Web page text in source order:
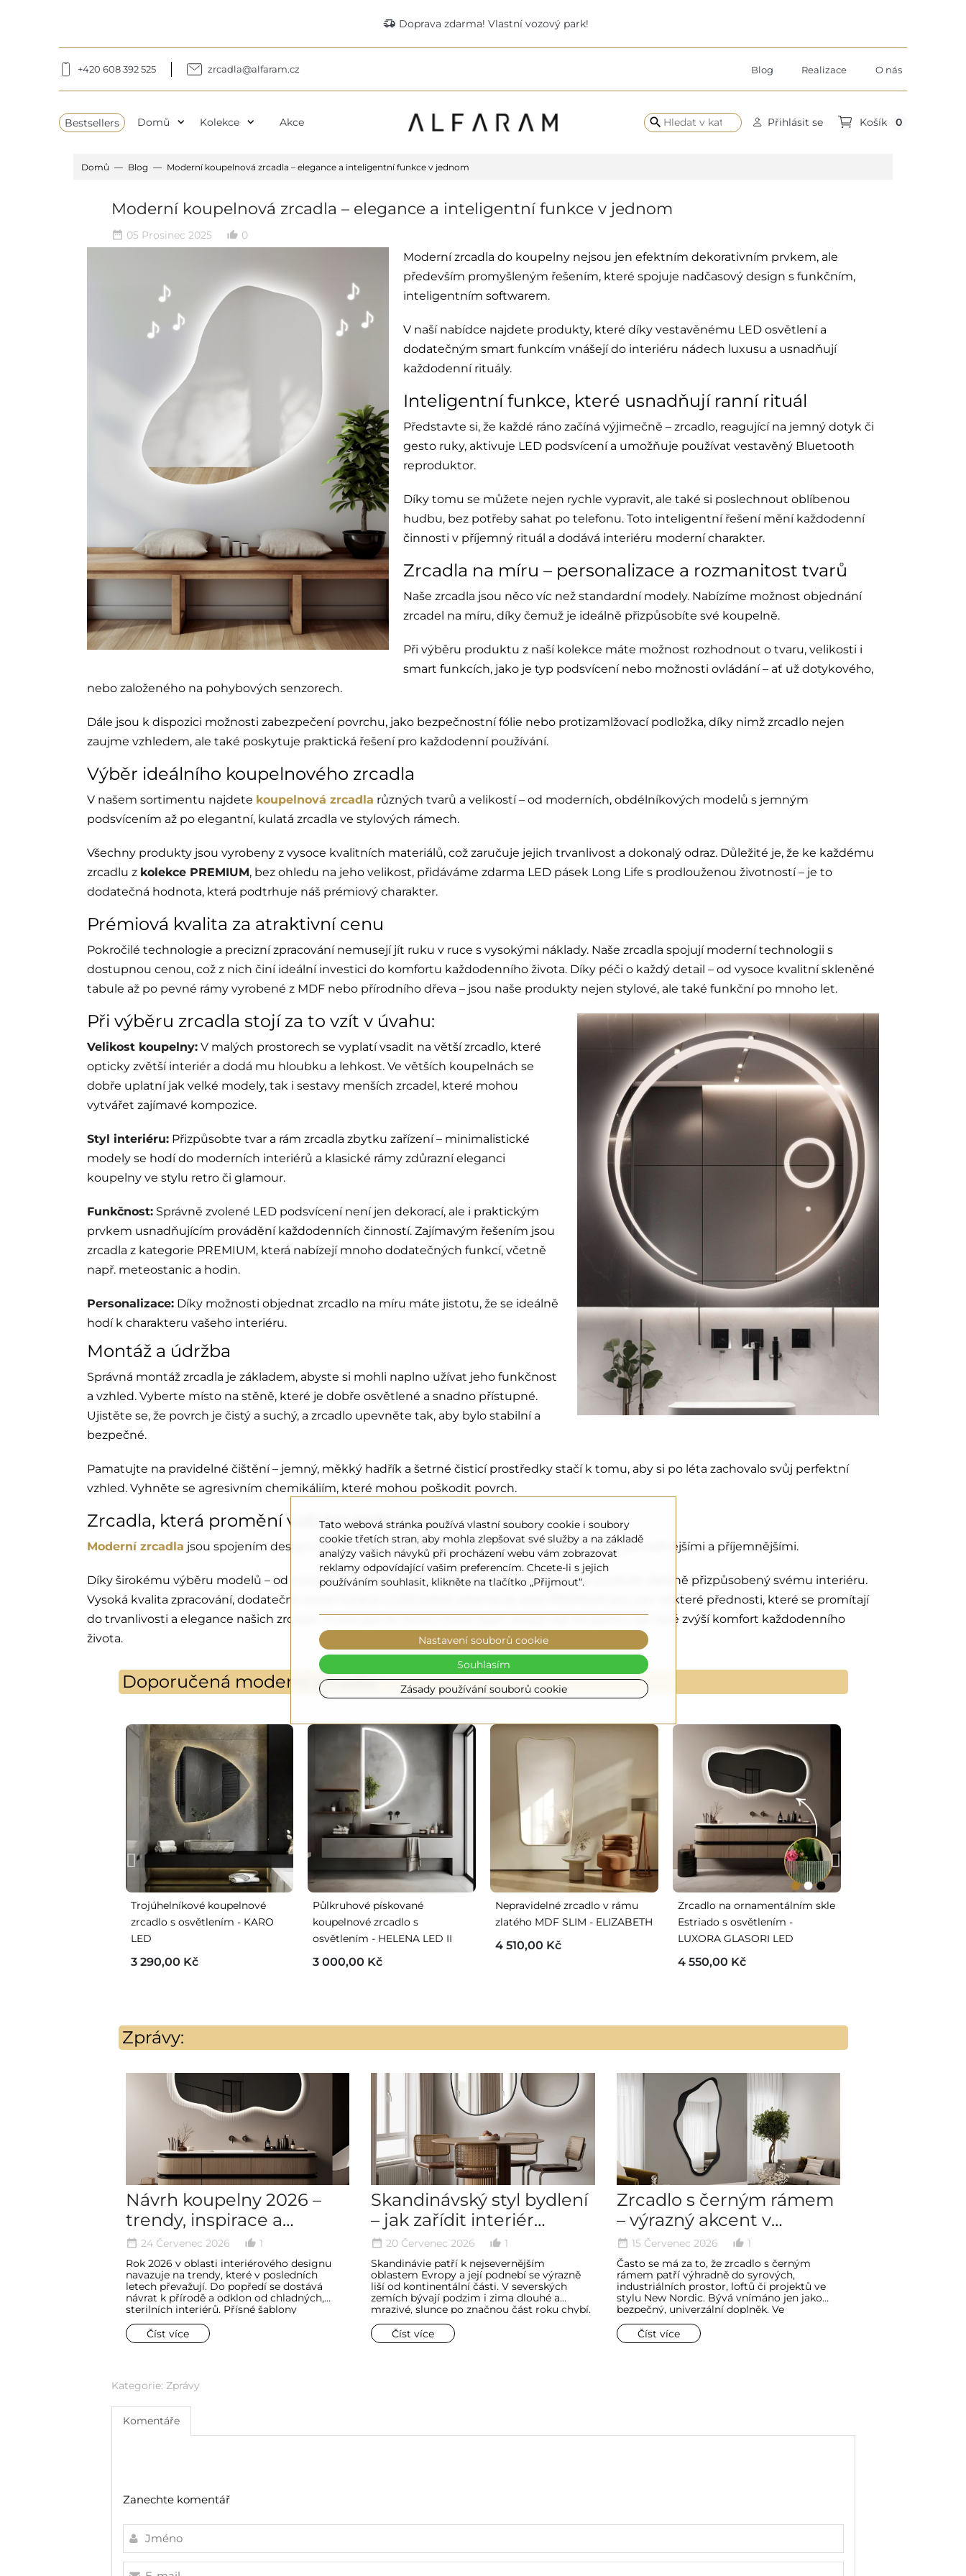
delivery_truck_speed Doprava zdarma! Vlastní vozový park!
+420 608 392 525 zrcadla@alfaram.cz Blog Realizace O nás
Bestsellers Domů expand_more Kolekce expand_more Akce search Přihlásit se Košík 0
Domů Blog Moderní koupelnová zrcadla – elegance a inteligentní funkce v jednom
Moderní koupelnová zrcadla – elegance a inteligentní funkce v jednom
date_range 05 Prosinec 2025 thumb_up_alt 0
Moderní zrcadla do koupelny nejsou jen efektním dekorativním prvkem, ale
především promyšleným řešením, které spojuje nadčasový design s funkčním,
inteligentním softwarem.
V naší nabídce najdete produkty, které díky vestavěnému LED osvětlení a
dodatečným smart funkcím vnášejí do interiéru nádech luxusu a usnadňují
každodenní rituály.
Inteligentní funkce, které usnadňují ranní rituál
Představte si, že každé ráno začíná výjimečně – zrcadlo, reagující na jemný dotyk či
gesto ruky, aktivuje LED podsvícení a umožňuje používat vestavěný Bluetooth
reproduktor.
Díky tomu se můžete nejen rychle vypravit, ale také si poslechnout oblíbenou
hudbu, bez potřeby sahat po telefonu. Toto inteligentní řešení mění každodenní
činnosti v příjemný rituál a dodává interiéru moderní charakter.
Zrcadla na míru – personalizace a rozmanitost tvarů
Naše zrcadla jsou něco víc než standardní modely. Nabízíme možnost objednání
zrcadel na míru, díky čemuž je ideálně přizpůsobíte své koupelně.
Při výběru produktu z naší kolekce máte možnost rozhodnout o tvaru, velikosti i
smart funkcích, jako je typ podsvícení nebo možnosti ovládání – ať už dotykového,
nebo založeného na pohybových senzorech.
Dále jsou k dispozici možnosti zabezpečení povrchu, jako bezpečnostní fólie nebo protizamlžovací podložka, díky nimž zrcadlo nejen
zaujme vzhledem, ale také poskytuje praktická řešení pro každodenní používání.
Výběr ideálního koupelnového zrcadla
V našem sortimentu najdete koupelnová zrcadla různých tvarů a velikostí – od moderních, obdélníkových modelů s jemným
podsvícením až po elegantní, kulatá zrcadla ve stylových rámech.
Všechny produkty jsou vyrobeny z vysoce kvalitních materiálů, což zaručuje jejich trvanlivost a dokonalý odraz. Důležité je, že ke každému
zrcadlu z kolekce PREMIUM, bez ohledu na jeho velikost, přidáváme zdarma LED pásek Long Life s prodlouženou životností – je to
dodatečná hodnota, která podtrhuje náš prémiový charakter.
Prémiová kvalita za atraktivní cenu
Pokročilé technologie a precizní zpracování nemusejí jít ruku v ruce s vysokými náklady. Naše zrcadla spojují moderní technologii s
dostupnou cenou, což z nich činí ideální investici do komfortu každodenního života. Díky péči o každý detail – od vysoce kvalitní skleněné
tabule až po pevné rámy vyrobené z MDF nebo přírodního dřeva – jsou naše produkty nejen stylové, ale také funkční po mnoho let.
Při výběru zrcadla stojí za to vzít v úvahu:
Velikost koupelny: V malých prostorech se vyplatí vsadit na větší zrcadlo, které
opticky zvětší interiér a dodá mu hloubku a lehkost. Ve větších koupelnách se
dobře uplatní jak velké modely, tak i sestavy menších zrcadel, které mohou
vytvářet zajímavé kompozice.
Styl interiéru: Přizpůsobte tvar a rám zrcadla zbytku zařízení – minimalistické
modely se hodí do moderních interiérů a klasické rámy zdůrazní eleganci
koupelny ve stylu retro či glamour.
Funkčnost: Správně zvolené LED podsvícení není jen dekorací, ale i praktickým
prvkem usnadňujícím provádění každodenních činností. Zajímavým řešením jsou
zrcadla z kategorie PREMIUM, která nabízejí mnoho dodatečných funkcí, včetně
např. meteostanic a hodin.
Personalizace: Díky možnosti objednat zrcadlo na míru máte jistotu, že se ideálně
hodí k charakteru vašeho interiéru.
Montáž a údržba
Správná montáž zrcadla je základem, abyste si mohli naplno užívat jeho funkčnost
a vzhled. Vyberte místo na stěně, které je dobře osvětlené a snadno přístupné.
Ujistěte se, že povrch je čistý a suchý, a zrcadlo upevněte tak, aby bylo stabilní a
bezpečné.
Pamatujte na pravidelné čištění – jemný, měkký hadřík a šetrné čisticí prostředky stačí k tomu, aby si po léta zachovalo svůj perfektní
vzhled. Vyhněte se agresivním chemikáliím, které mohou poškodit povrch.
Zrcadla, která promění vaši koupelnu
Moderní zrcadla jsou spojením designu a inteligentních funkcí, které činí každodenní rituály pohodlnějšími a příjemnějšími.
Díky širokému výběru modelů – od minimalistických po více dekorativní – si každý najde produkt ideálně přizpůsobený svému interiéru.
Vysoká kvalita zpracování, dodatečné smart funkce a LED pásek zdarma ve verzi PREMIUM jsou jen některé přednosti, které se promítají
do trvanlivosti a elegance našich zrcadel. Investujte do řešení, která nejen zkrášlí vaši koupelnu, ale také zvýší komfort každodenního
života.
Doporučená moderní zrcadla:
Trojúhelníkové koupelnové
zrcadlo s osvětlením - KARO
LED
3 290,00 Kč
Půlkruhové pískované
koupelnové zrcadlo s
osvětlením - HELENA LED II
3 000,00 Kč
Nepravidelné zrcadlo v rámu
zlatého MDF SLIM - ELIZABETH
4 510,00 Kč
Zrcadlo na ornamentálním skle
Estriado s osvětlením -
LUXORA GLASORI LED
4 550,00 Kč
Zprávy:
Návrh koupelny 2026 –
trendy, inspirace a
plánování koupelny krok
za krokem
date_range 24 Červenec 2026 thumb_up_alt 1
Rok 2026 v oblasti interiérového designu
navazuje na trendy, které v posledních
letech převažují. Do popředí se dostává
návrat k přírodě a odklon od chladných,
sterilních interiérů. Přísné šablony
pohodlí – aspektům, které jsou v koupelnách
zvláště důležité. Koupelny ostatně přestaly
Číst více
Skandinávský styl bydlení
– jak zařídit interiér
jednoduše a
minimalisticky
date_range 20 Červenec 2026 thumb_up_alt 1
Skandinávie patří k nejsevernějším
oblastem Evropy a její podnebí se výrazně
liší od kontinentální části. V severských
zemích bývají podzim i zima dlouhé a
mrazivé, slunce po značnou část roku chybí.
stylu bydlení. Mnoho interiérových trendů
vychází ze způsobu života, okolní přírody
Číst více
Zrcadlo s černým rámem
– výrazný akcent v
interiéru
date_range 15 Červenec 2026 thumb_up_alt 1
Často se má za to, že zrcadlo s černým
rámem patří výhradně do syrových,
industriálních prostor, loftů či projektů ve
stylu New Nordic. Bývá vnímáno jen jako
bezpečný, univerzální doplněk. Ve
mnohem důležitější úlohu. Je svého druhu
architektonickou konturou, která dává
Číst více
Kategorie: Zprávy
Komentáře
Zanechte komentář
Tato webová stránka používá vlastní soubory cookie i soubory
cookie třetích stran, aby mohla zlepšovat své služby a na základě
analýzy vašich návyků při procházení webu vám zobrazovat
reklamy odpovídající vašim preferencím. Chcete-li s jejich
používáním souhlasit, klikněte na tlačítko „Přijmout“.
Zásady používání souborů cookie
Nastavení souborů cookie
Souhlasím